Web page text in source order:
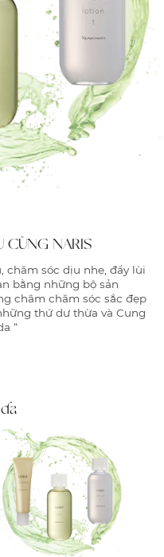
CÙNG NARIS
chăm sóc dịu nhẹ, đẩy lùi
bằng những bộ sản
châm chăm sóc sắc đẹp
thứ dư thừa và Cung
“